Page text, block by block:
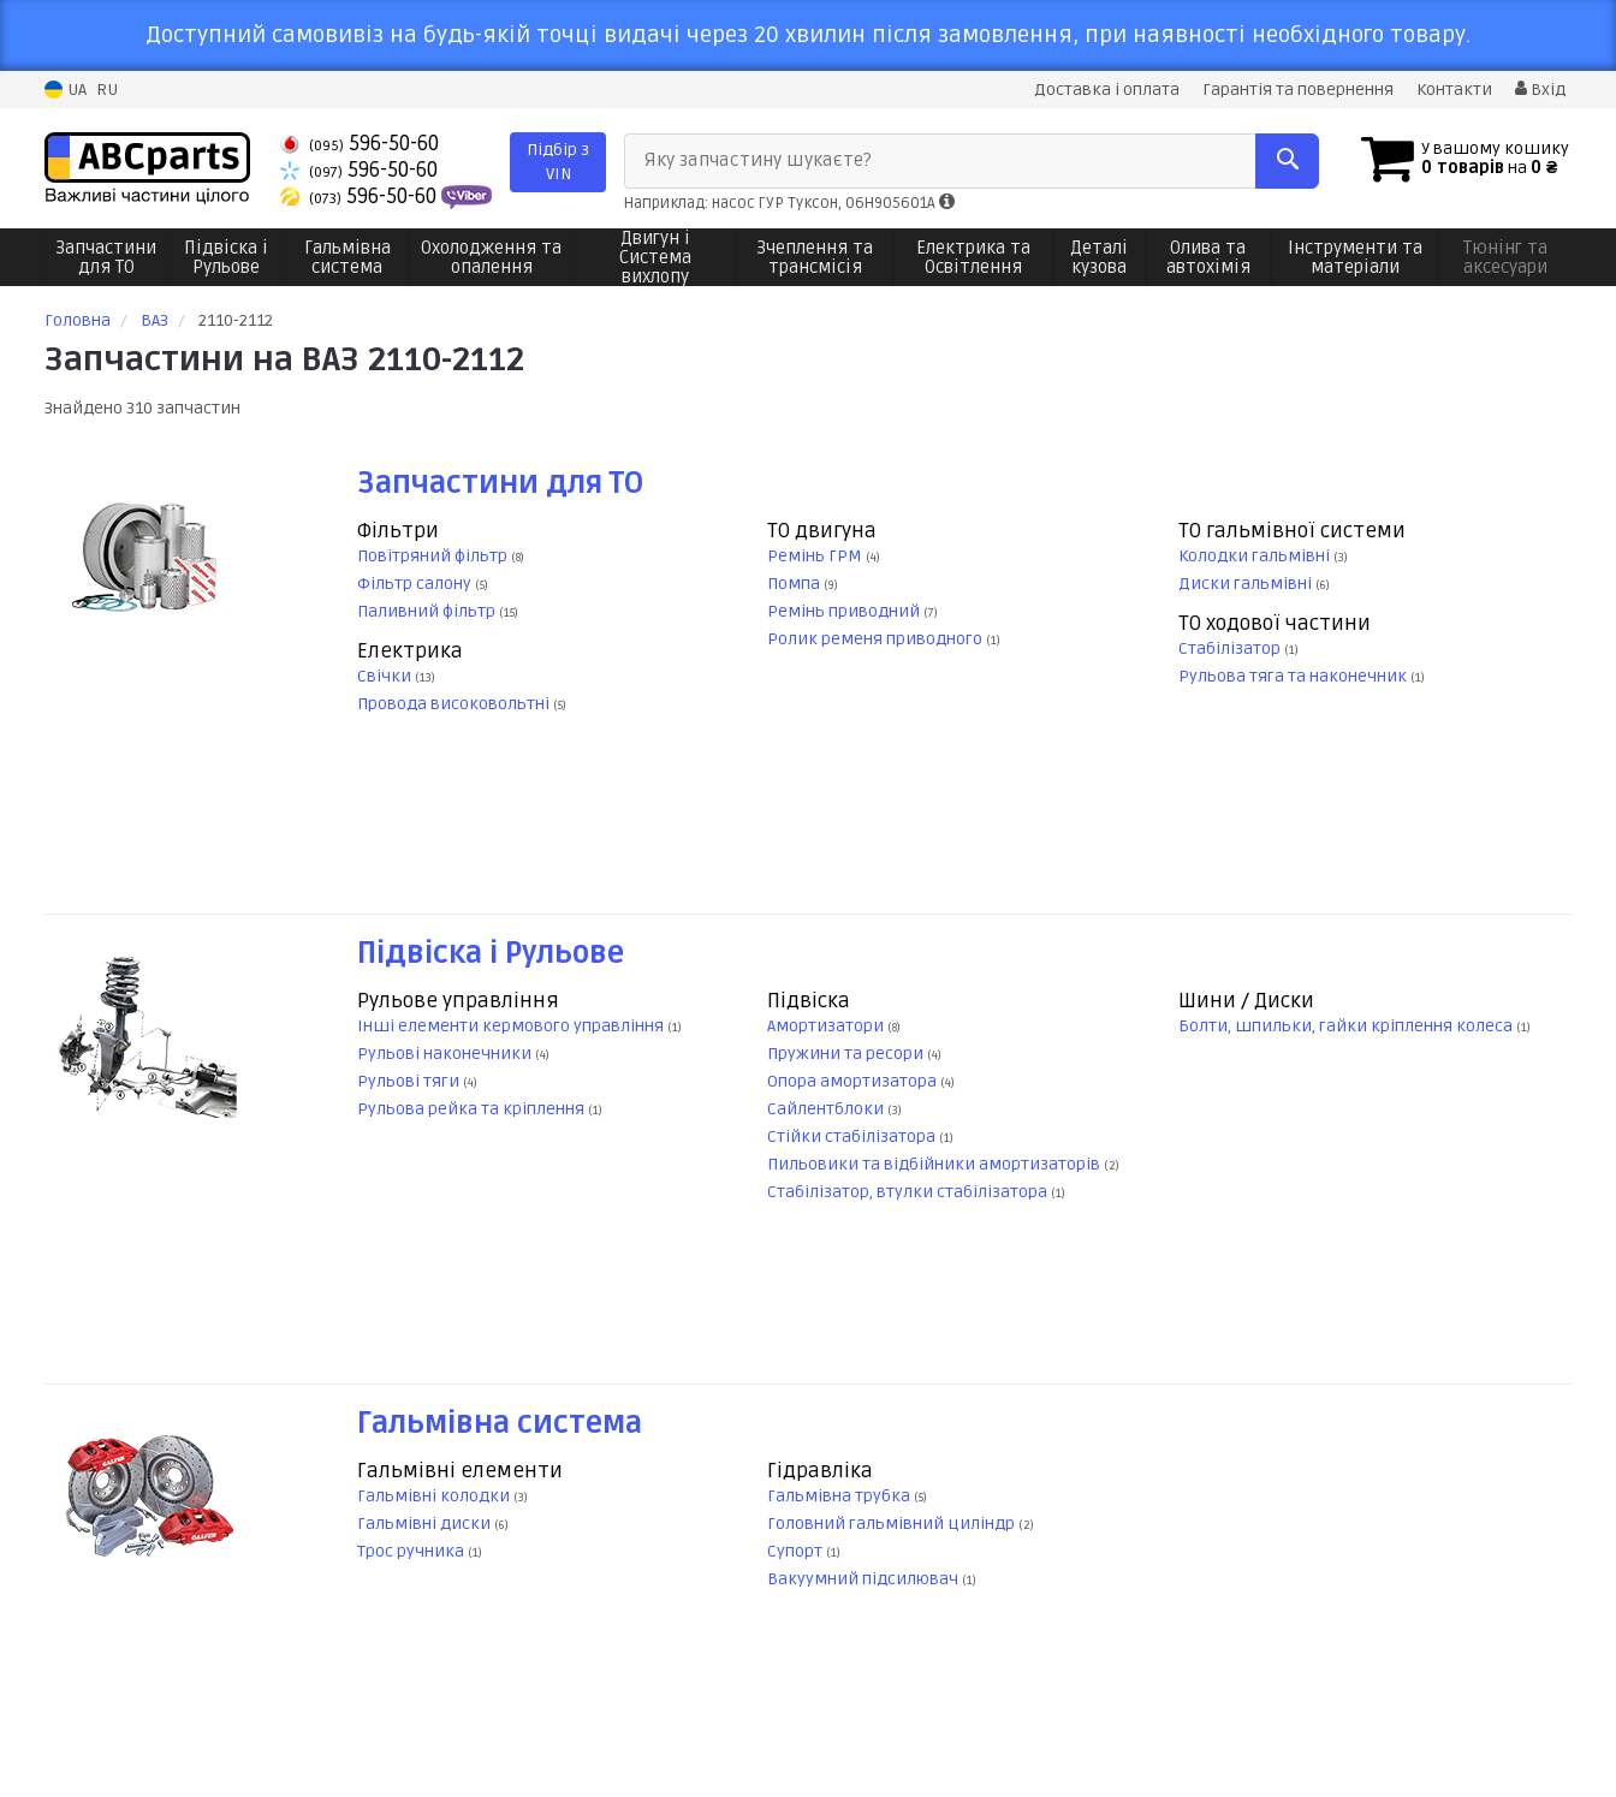
Доступний самовивіз на будь-якій точці видачі через 20 хвилин після замовлення, при наявності необхідного товару.
UA RU Доставка і оплата Гарантія та повернення Контакти Вхід
(095) 596-50-60
(097) 596-50-60
(073) 596-50-60
Підбір з
VIN
У вашому кошику
0 товарів на 0 ₴
Яку запчастину шукаєте?
Наприклад: насос ГУР Туксон, 06H905601A
Запчастини
для ТО
Підвіска і
Рульове
Гальмівна
система
Охолодження та
опалення
Двигун і
Система
вихлопу
Зчеплення та
трансмісія
Електрика та
Освітлення
Деталі
кузова
Олива та
автохімія
Інструменти та
матеріали
Тюнінг та
аксесуари
Головна ВАЗ 2110-2112
Запчастини на ВАЗ 2110-2112
Знайдено 310 запчастин
Запчастини для ТО
Фільтри
Повітряний фільтр (8)
Фільтр салону (5)
Паливний фільтр (15)
ТО двигуна
Ремінь ГРМ (4)
Помпа (9)
Ремінь приводний (7)
Ролик ременя приводного (1)
ТО гальмівної системи
Колодки гальмівні (3)
Диски гальмівні (6)
ТО ходової частини
Стабілізатор (1)
Рульова тяга та наконечник (1)
Електрика
Свічки (13)
Провода високовольтні (5)
Підвіска і Рульове
Рульове управління
Інші елементи кермового управління (1)
Рульові наконечники (4)
Рульові тяги (4)
Рульова рейка та кріплення (1)
Підвіска
Амортизатори (8)
Пружини та ресори (4)
Опора амортизатора (4)
Сайлентблоки (3)
Стійки стабілізатора (1)
Пильовики та відбійники амортизаторів (2)
Стабілізатор, втулки стабілізатора (1)
Шини / Диски
Болти, шпильки, гайки кріплення колеса (1)
Гальмівна система
Гальмівні елементи
Гальмівні колодки (3)
Гальмівні диски (6)
Трос ручника (1)
Гідравліка
Гальмівна трубка (5)
Головний гальмівний циліндр (2)
Супорт (1)
Вакуумний підсилювач (1)